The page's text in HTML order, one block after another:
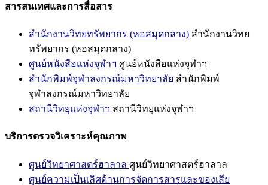
สารสนเทศและการสื่อสาร
สำนักงานวิทยทรัพยากร (หอสมุดกลาง) สำนักงานวิทย
ทรัพยากร (หอสมุดกลาง)
ศูนย์หนังสือแห่งจุฬาฯ ศูนย์หนังสือแห่งจุฬาฯ
สำนักพิมพ์จุฬาลงกรณ์มหาวิทยาลัย สำนักพิมพ์
จุฬาลงกรณ์มหาวิทยาลัย
สถานีวิทยุแห่งจุฬาฯ สถานีวิทยุแห่งจุฬาฯ
บริการตรวจวิเคราะห์คุณภาพ
ศูนย์วิทยาศาสตร์ฮาลาล ศูนย์วิทยาศาสตร์ฮาลาล
ศูนย์ความเป็นเลิศด้านการจัดการสารและของเสีย